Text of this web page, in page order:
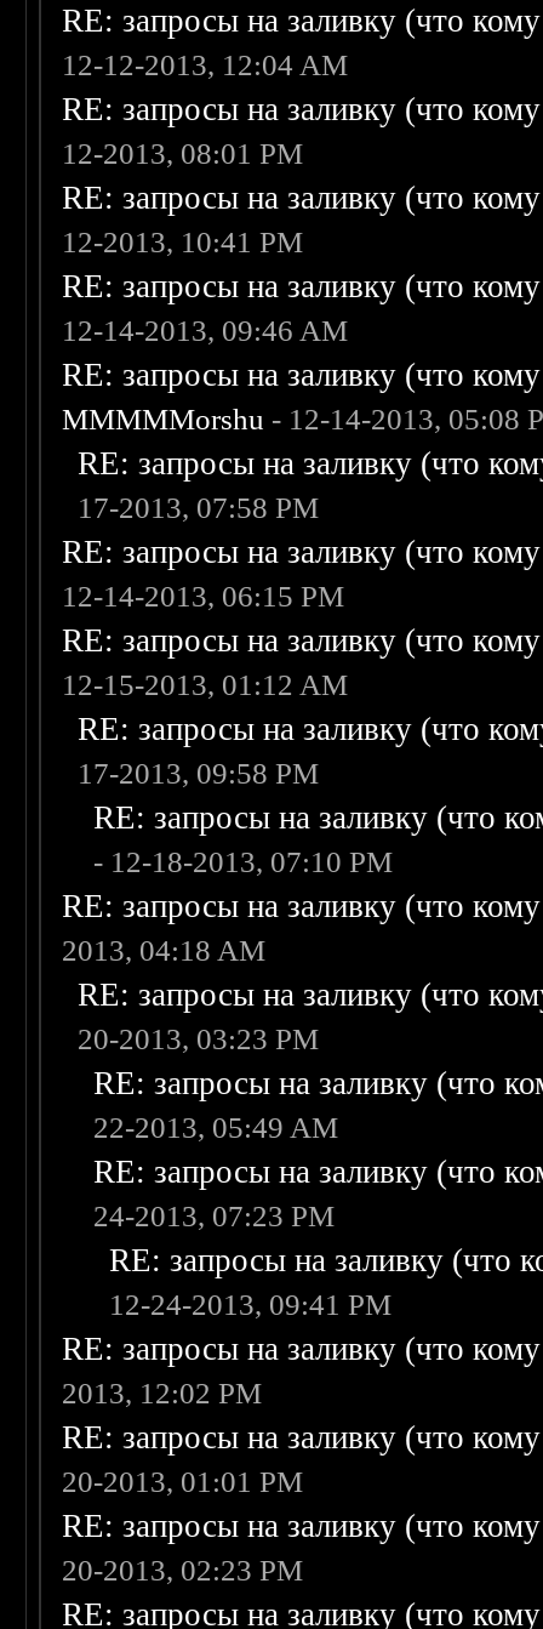
RE: запросы на заливку (что
12-12-2013, 12:04 AM
RE: запросы на заливку (что
12-2013, 08:01 PM
RE: запросы на заливку (что
12-2013, 10:41 PM
RE: запросы на заливку (что
12-14-2013, 09:46 AM
RE: запросы на заливку (что
MMMMMorshu - 12-14-2013, 05:08
RE: запросы на заливку (что
17-2013, 07:58 PM
RE: запросы на заливку (что
12-14-2013, 06:15 PM
RE: запросы на заливку (что
12-15-2013, 01:12 AM
RE: запросы на заливку (что
17-2013, 09:58 PM
RE: запросы на заливку (что
- 12-18-2013, 07:10 PM
RE: запросы на заливку (что
2013, 04:18 AM
RE: запросы на заливку (что
20-2013, 03:23 PM
RE: запросы на заливку (что
22-2013, 05:49 AM
RE: запросы на заливку (что
24-2013, 07:23 PM
RE: запросы на заливку (что
12-24-2013, 09:41 PM
RE: запросы на заливку (что
2013, 12:02 PM
RE: запросы на заливку (что
20-2013, 01:01 PM
RE: запросы на заливку (что
20-2013, 02:23 PM
RE: запросы на заливку (что